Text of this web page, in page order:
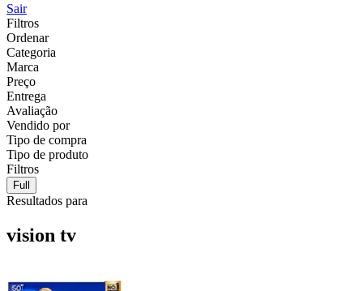
Sair
Filtros
Ordenar
Categoria
Marca
Preço
Entrega
Avaliação
Vendido por
Tipo de compra
Tipo de produto
Filtros
Full
Resultados para
vision tv